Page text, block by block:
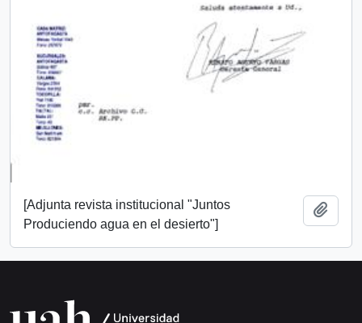
[Adjunta revista institucional "Juntos
Produciendo agua en el desierto"]